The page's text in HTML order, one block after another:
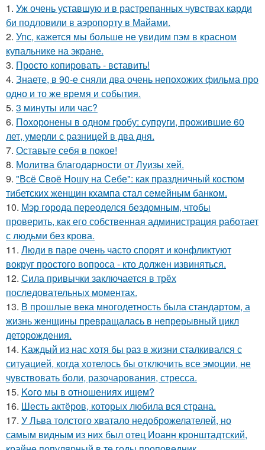
1. Уж очень уставшую и в растрепанных чувствах карди
би подловили в аэропорту в Майами.
2. Упс, кажется мы больше не увидим пэм в красном
купальнике на экране.
3. Просто копировать - вставить!
4. Знаете, в 90-е сняли два очень непохожих фильма про
одно и то же время и события.
5. 3 минуты или час?
6. Похоронены в одном гробу: супруги, прожившие 60
лет, умерли с разницей в два дня.
7. Оставьте себя в покое!
8. Молитва благодарности от Луизы хей.
9. "Всё Своё Ношу на Себе": как праздничный костюм
тибетских женщин кхампа стал семейным банком.
10. Мэр города переоделся бездомным, чтобы
проверить, как его собственная администрация работает
с людьми без крова.
11. Люди в паре очень часто спорят и конфликтуют
вокруг простого вопроса - кто должен извиняться.
12. Сила привычки заключается в трёх
последовательных моментах.
13. В прошлые века многодетность была стандартом, а
жизнь женщины превращалась в непрерывный цикл
деторождения.
14. Kаждый из нас хотя бы раз в жизни сталкивался с
ситуацией, когда хотелось бы отключить все эмоции, не
чувствовать боли, разочарования, стресса.
15. Koго мы в отношениях ищем?
16. Шесть актёров, которых любила вся страна.
17. У Льва толстого хватало недоброжелателей, но
самым видным из них был отец Иоанн кронштадтский,